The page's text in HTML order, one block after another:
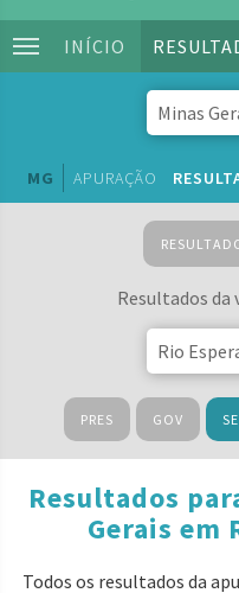
INÍCIO
MG APURAÇÃO
Resultados
PRES GOV
Resultados
Gerais em
Todos os resultados da